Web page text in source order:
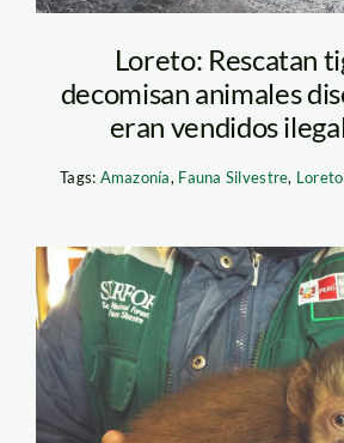
Loreto: Rescatan
decomisan animales
eran vendidos
Tags: Amazonía, Fauna Silvestre, Loreto
mono machin